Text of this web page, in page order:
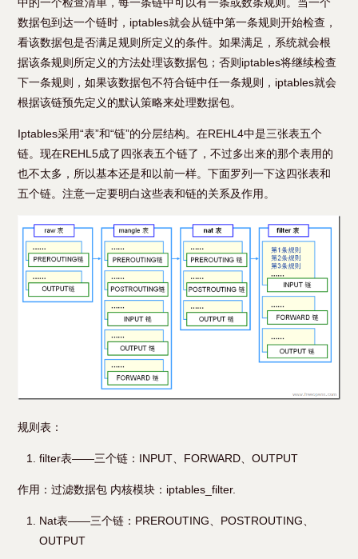
中的一个检查清单，每一条链中可以有一条或数条规则。当一个
数据包到达一个链时，iptables就会从链中第一条规则开始检查，
看该数据包是否满足规则所定义的条件。如果满足，系统就会根
据该条规则所定义的方法处理该数据包；否则iptables将继续检查
下一条规则，如果该数据包不符合链中任一条规则，iptables就会
根据该链预先定义的默认策略来处理数据包。
Iptables采用“表”和“链”的分层结构。在REHL4中是三张表五个
链。现在REHL5成了四张表五个链了，不过多出来的那个表用的
也不太多，所以基本还是和以前一样。下面罗列一下这四张表和
五个链。注意一定要明白这些表和链的关系及作用。
规则表：
filter表——三个链：INPUT、FORWARD、OUTPUT
作用：过滤数据包 内核模块：iptables_filter.
Nat表——三个链：PREROUTING、POSTROUTING、
OUTPUT